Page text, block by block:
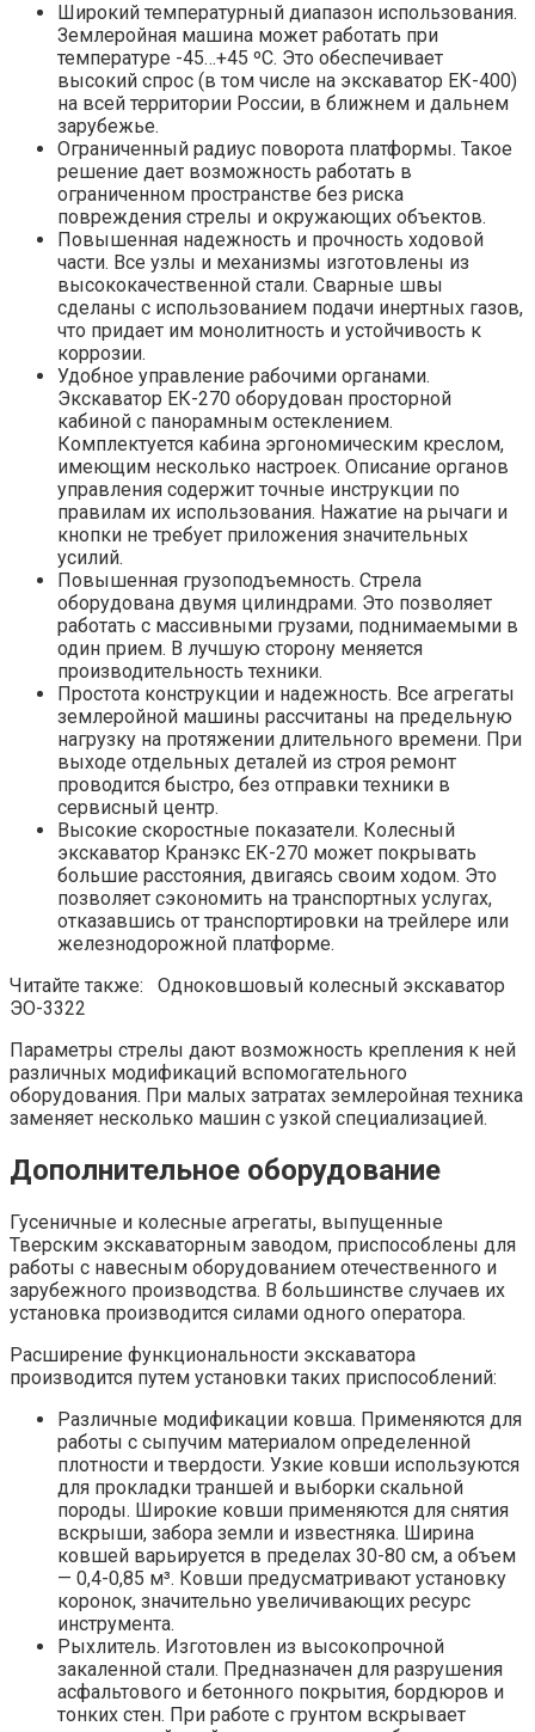
Широкий температурный диапазон использования.
Землеройная машина может работать при
температуре -45…+45 ºС. Это обеспечивает
высокий спрос (в том числе на экскаватор ЕК-400)
на всей территории России, в ближнем и дальнем
зарубежье.
Ограниченный радиус поворота платформы. Такое
решение дает возможность работать в
ограниченном пространстве без риска
повреждения стрелы и окружающих объектов.
Повышенная надежность и прочность ходовой
части. Все узлы и механизмы изготовлены из
высококачественной стали. Сварные швы
сделаны с использованием подачи инертных газов,
что придает им монолитность и устойчивость к
коррозии.
Удобное управление рабочими органами.
Экскаватор ЕК-270 оборудован просторной
кабиной с панорамным остеклением.
Комплектуется кабина эргономическим креслом,
имеющим несколько настроек. Описание органов
управления содержит точные инструкции по
правилам их использования. Нажатие на рычаги и
кнопки не требует приложения значительных
усилий.
Повышенная грузоподъемность. Стрела
оборудована двумя цилиндрами. Это позволяет
работать с массивными грузами, поднимаемыми в
один прием. В лучшую сторону меняется
производительность техники.
Простота конструкции и надежность. Все агрегаты
землеройной машины рассчитаны на предельную
нагрузку на протяжении длительного времени. При
выходе отдельных деталей из строя ремонт
проводится быстро, без отправки техники в
сервисный центр.
Высокие скоростные показатели. Колесный
экскаватор Кранэкс ЕК-270 может покрывать
большие расстояния, двигаясь своим ходом. Это
позволяет сэкономить на транспортных услугах,
отказавшись от транспортировки на трейлере или
железнодорожной платформе.
Читайте также: Одноковшовый колесный экскаватор
ЭО-3322
Параметры стрелы дают возможность крепления к ней
различных модификаций вспомогательного
оборудования. При малых затратах землеройная техника
заменяет несколько машин с узкой специализацией.
Дополнительное оборудование
Гусеничные и колесные агрегаты, выпущенные
Тверским экскаваторным заводом, приспособлены для
работы с навесным оборудованием отечественного и
зарубежного производства. В большинстве случаев их
установка производится силами одного оператора.
Расширение функциональности экскаватора
производится путем установки таких приспособлений:
Различные модификации ковша. Применяются для
работы с сыпучим материалом определенной
плотности и твердости. Узкие ковши используются
для прокладки траншей и выборки скальной
породы. Широкие ковши применяются для снятия
вскрыши, забора земли и известняка. Ширина
ковшей варьируется в пределах 30-80 см, а объем
— 0,4-0,85 м³. Ковши предусматривают установку
коронок, значительно увеличивающих ресурс
инструмента.
Рыхлитель. Изготовлен из высокопрочной
закаленной стали. Предназначен для разрушения
асфальтового и бетонного покрытия, бордюров и
тонких стен. При работе с грунтом вскрывает